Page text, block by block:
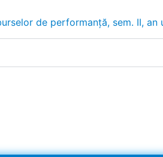
de performanță, sem. II, an